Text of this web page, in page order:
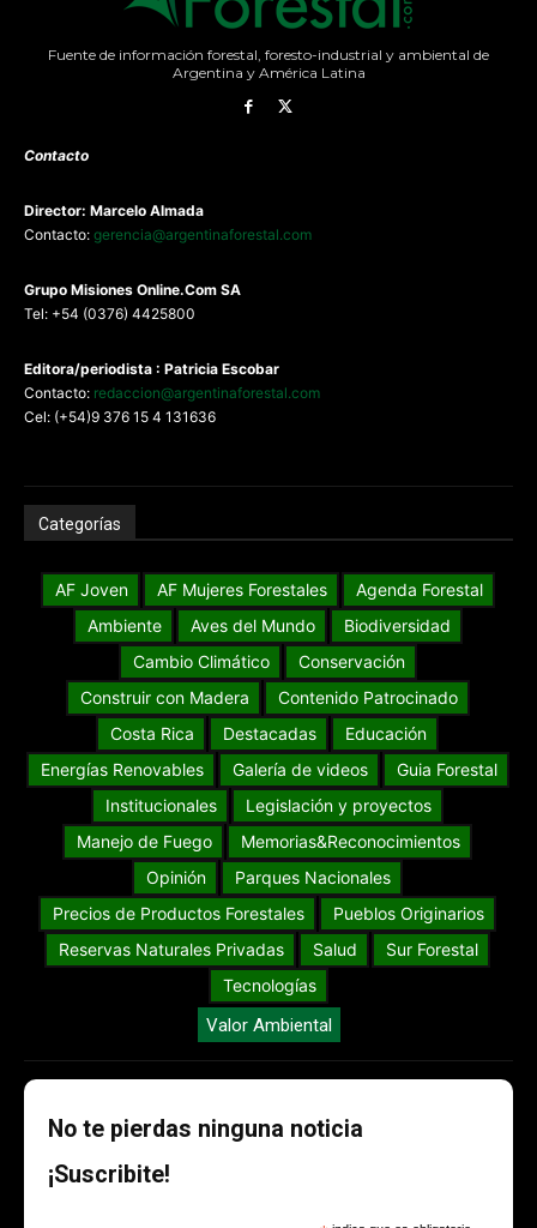
Fuente de información forestal, foresto-industrial y ambiental de
Argentina y América Latina
Contacto
Director: Marcelo Almada
Contacto: gerencia@argentinaforestal.com
Grupo Misiones Online.Com SA
Tel: +54 (0376) 4425800
Editora/periodista : Patricia Escobar
Contacto: redaccion@argentinaforestal.com
Cel: (+54)9 376 15 4 131636
Categorías
AF Joven AF Mujeres Forestales
Agenda Forestal
Ambiente
Aves del Mundo
Biodiversidad
Cambio Climático
Conservación
Construir con Madera
Contenido Patrocinado
Costa Rica
Destacadas
Educación
Energías Renovables
Galería de videos
Guia Forestal
Institucionales
Legislación y proyectos
Manejo de Fuego
Memorias&Reconocimientos
Opinión
Parques Nacionales
Precios de Productos Forestales
Pueblos Originarios
Reservas Naturales Privadas
Salud
Sur Forestal
Tecnologías
Valor Ambiental
No te pierdas ninguna noticia
¡Suscribite!